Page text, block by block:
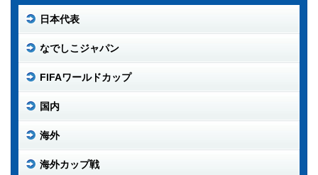
日本代表
なでしこジャパン
FIFAワールドカップ
国内
海外
海外カップ戦